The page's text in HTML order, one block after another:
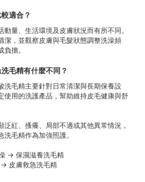
適合？
量、生活環境及皮膚狀況而有所不同。
潔，並觀察皮膚與毛髮狀態調整洗澡頻
擔。
毛精有什麼不同？
洗毛精主要針對日常清潔與長期保養設
使用的洗護產品，幫助維持皮毛健康與舒
泛紅、搔癢、局部不適或其他異常情況，
毛精作為加強照護。
→ 保濕滋養洗毛精
皮膚救急洗毛精